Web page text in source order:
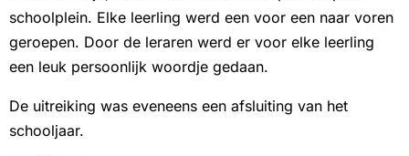
schoolplein. Elke leerling werd een voor een naar voren
geroepen. Door de leraren werd er voor elke leerling
een leuk persoonlijk woordje gedaan.
De uitreiking was eveneens een afsluiting van het
schooljaar.